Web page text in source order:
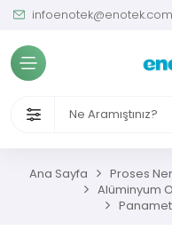
Tüm Kategoriler
Kalibrasyon Masası
VE İŞÇİ SAĞLIĞI
Ana Sayfa Proses
Alüminyum